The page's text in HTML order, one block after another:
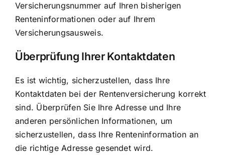
Versicherungsnummer auf Ihren bisherigen
Renteninformationen oder auf Ihrem
Versicherungsausweis.
Überprüfung Ihrer Kontaktdaten
Es ist wichtig, sicherzustellen, dass Ihre
Kontaktdaten bei der Rentenversicherung korrekt
sind. Überprüfen Sie Ihre Adresse und Ihre
anderen persönlichen Informationen, um
sicherzustellen, dass Ihre Renteninformation an
die richtige Adresse gesendet wird.